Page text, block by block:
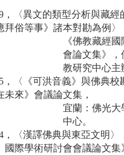
，〈異文的類型分析與藏
俗等事》諸本對勘為例〉
《佛教藏經
會論文集》，
教研究中心主
，〈《可洪音義》與佛典
來》會議論文集，
宜蘭：佛光大
中心。
，〈漢譯佛典與東亞文明〉
際學術研討會會議論文集